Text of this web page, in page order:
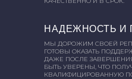
МЫ ДОРОЖИМ СВОЕЙ
ГОТОВЫ ОКАЗАТЬ
ДАЖЕ ПОСЛЕ
БЫТЬ УВЕРЕНЫ, ЧТО
КВАЛИФИЦИРОВАННУЮ
НАДЕЖНОСТЬ И